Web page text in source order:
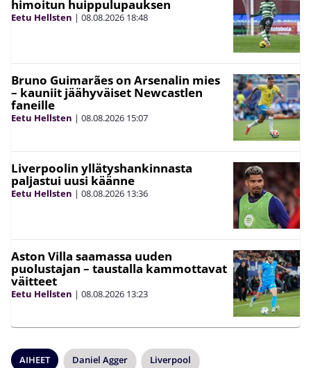
himoitun huippulupauksen
Eetu Hellsten | 08.08.2026 18:48
Bruno Guimarães on Arsenalin mies
– kauniit jäähyväiset Newcastlen
faneille
Eetu Hellsten | 08.08.2026 15:07
Liverpoolin yllätyshankinnasta
paljastui uusi käänne
Eetu Hellsten | 08.08.2026 13:36
Aston Villa saamassa uuden
puolustajan – taustalla kammottavat
väitteet
Eetu Hellsten | 08.08.2026 13:23
AIHEET Daniel Agger Liverpool